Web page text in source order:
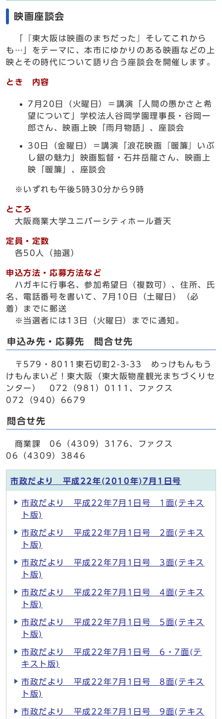
映画座談会
「『東大阪は映画のまちだった』そしてこれから
も…」をテーマに、本市にゆかりのある映画などの上
映とその時代について語り合う座談会を開催します。
とき 内容
7月20日（火曜日）＝講演「人間の愚かさと希
望について」学校法人谷岡学園理事長・谷岡一
郎さん、映画上映「雨月物語」、座談会
30日（金曜日）＝講演「浪花映画『暖簾』いぶ
し銀の魅力」映画監督・石井岳龍さん、映画上
映「暖簾」、座談会
※いずれも午後5時30分から9時
ところ
大阪商業大学ユニバーシティホール蒼天
定員・定数
各50人（抽選）
申込方法・応募方法など
ハガキに行事名、参加希望日（複数可）、住所、氏
名、電話番号を書いて、7月10日（土曜日）（必
着）までに郵送
※当選者には13日（火曜日）までに通知。
申込み先・応募先 問合せ先
〒579・8011東石切町2-3-33 めっけもんもう
けもんまいど！東大阪（東大阪物産観光まちづくりセ
ンター） 072（981）0111、ファクス
072（940）6679
問合せ先
商業課 06（4309）3176、ファクス
06（4309）3846
市政だより 平成22年(2010年)7月1日号
市政だより 平成22年7月1日号 1面(テキス
ト版)
市政だより 平成22年7月1日号 2面(テキス
ト版)
市政だより 平成22年7月1日号 3面(テキス
ト版)
市政だより 平成22年7月1日号 4面(テキス
ト版)
市政だより 平成22年7月1日号 5面(テキス
ト版)
市政だより 平成22年7月1日号 6・7面(テ
キスト版)
市政だより 平成22年7月1日号 8面(テキス
ト版)
市政だより 平成22年7月1日号 9面(テキス